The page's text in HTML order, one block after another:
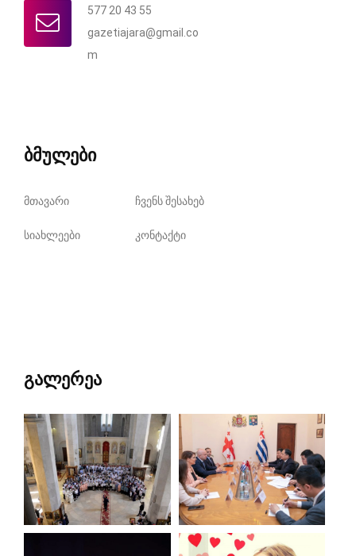
577 20 43 55
gazetiajara@gmail.co
m
ბმულები
მთავარი ჩვენს შესახებ
სიახლეები კონტაქტი
გალერეა